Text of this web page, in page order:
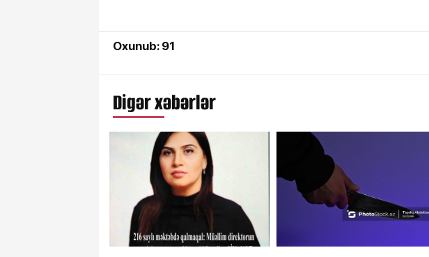
Oxunub: 91
Digər xəbərlər